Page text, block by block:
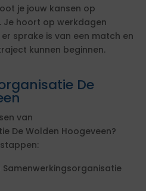
je jouw kansen op
Je hoort op werkdagen
sprake is van een match en
kunnen beginnen.
De
van
De Wolden Hoogeveen?